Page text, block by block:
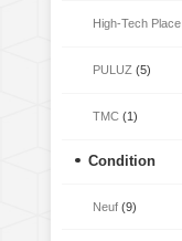
High-Tech Place
PULUZ (5)
TMC (1)
Condition
Neuf (9)